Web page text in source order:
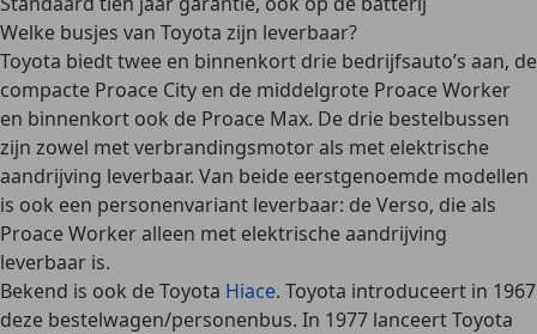
Welke busjes van Toyota zijn leverbaar?
Toyota biedt twee en binnenkort drie bedrijfsauto’s aan, de
compacte Proace City en de middelgrote Proace Worker
en binnenkort ook de Proace Max. De drie bestelbussen
zijn zowel met verbrandingsmotor als met elektrische
aandrijving leverbaar. Van beide eerstgenoemde modellen
is ook een personenvariant leverbaar: de Verso, die als
Proace Worker alleen met elektrische aandrijving
leverbaar is.
Bekend is ook deToyota Hiace. Toyota introduceert in 1967
deze bestelwagen/personenbus. In 1977 lanceert Toyota